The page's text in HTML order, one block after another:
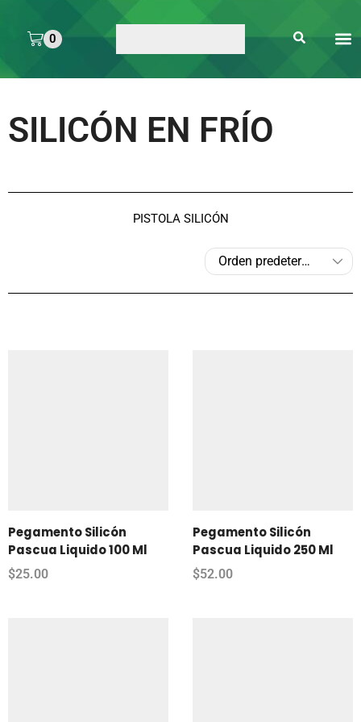
0
SILICÓN EN FRÍO
PISTOLA SILICÓN
Pegamento Silicón
Pascua Liquido 100 Ml
$25.00
Pegamento Silicón
Pascua Liquido 250 Ml
$52.00